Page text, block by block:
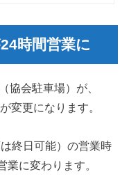
時間営業に
協会駐車場）が、
変更になります。
終日可能）の営業時
に変わります。